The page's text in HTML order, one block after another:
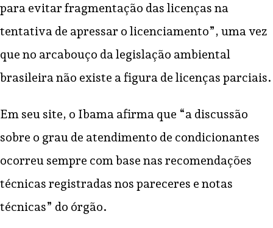
para evitar fragmentação das licenças na
tentativa de apressar o licenciamento”, uma vez
que no arcabouço da legislação ambiental
brasileira não existe a figura de licenças parciais.
Em seu site, o Ibama afirma que “a discussão
sobre o grau de atendimento de condicionantes
ocorreu sempre com base nas recomendações
técnicas registradas nos pareceres e notas
técnicas” do órgão.